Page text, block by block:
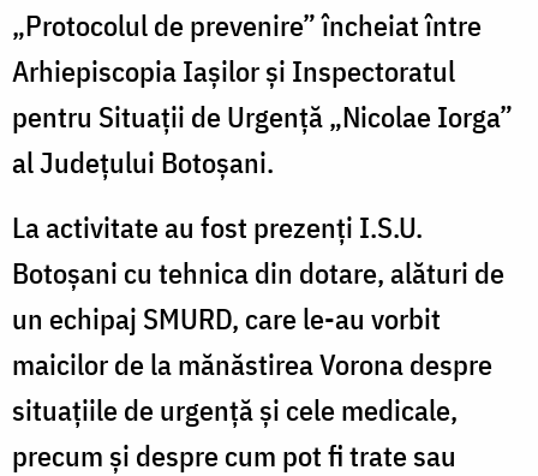
„Protocolul de prevenire” încheiat între
Arhiepiscopia Iașilor și Inspectoratul
pentru Situații de Urgență „Nicolae Iorga”
al Județului Botoșani.
La activitate au fost prezenți I.S.U.
Botoșani cu tehnica din dotare, alături de
un echipaj SMURD, care le-au vorbit
maicilor de la mănăstirea Vorona despre
situațiile de urgență și cele medicale,
precum și despre cum pot fi trate sau